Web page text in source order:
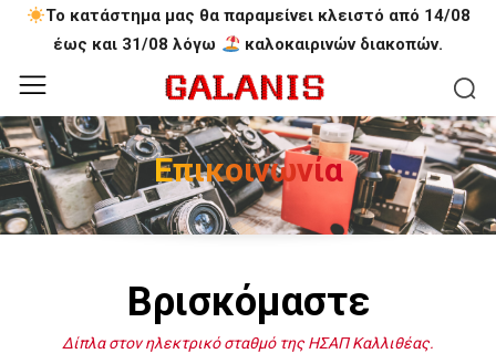
Το κατάστημα μας θα παραμείνει κλειστό από 14/08
έως και 31/08 λόγω
καλοκαιρινών διακοπών.
Επικοινωνία
Βρισκόμαστε
Δίπλα στον ηλεκτρικό σταθμό της ΗΣΑΠ Καλλιθέας.